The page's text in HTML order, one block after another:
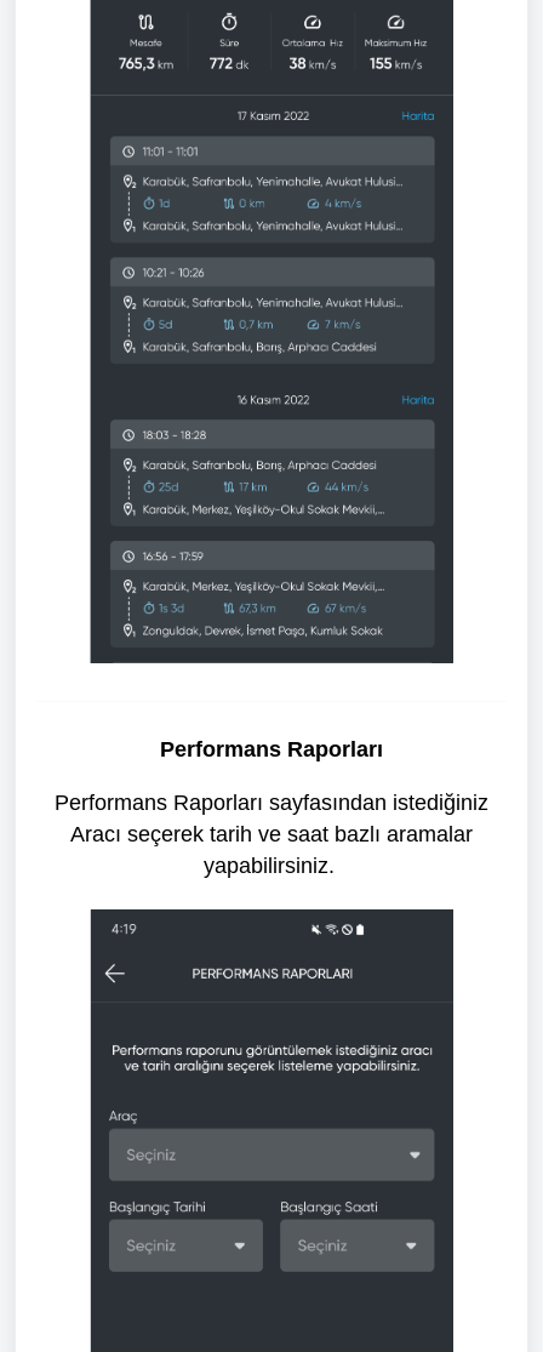
Performans Raporları
Performans Raporları sayfasından istediğiniz
Aracı seçerek tarih ve saat bazlı aramalar
yapabilirsiniz.